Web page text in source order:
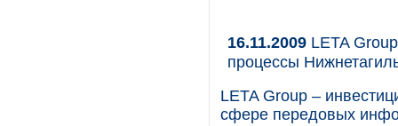
16.11.2009 LETA
процессы
LETA Group –
сфере передовых